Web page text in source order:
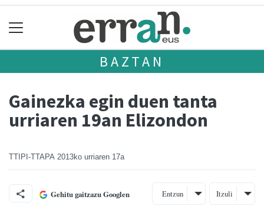
BAZTAN
Gainezka egin duen tanta
urriaren 19an Elizondon
TTIPI-TTAPA 2013ko urriaren 17a
Gehitu gaitzazu Googlen Entzun Itzuli